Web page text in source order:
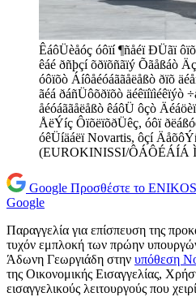
ÊáôÜèåóç óôïí ¶ñåéï ÐÜãï
êáé ðñþçí õðïõñãïý Õãåßáò
óôïõò Áíôåéóáããåëåßò ðïõ
ãéá ðáñÜôõðïõò äéêïíïìéêïýò
åéóáããåëåßò êáôÜ ôçò
ÅëÝíç ÔïõëïõðÜêç, óôï
óêÜíäáëï Novartis, ôçí
(EUROKINISSI/ÔÁÔÉÁÍÁ
Google Προσθέστε το
Google
Παραγγελία για επίσπευση της
τυχόν εμπλοκή των πρώην
Άδωνη Γεωργιάδη στην υπόθεση
της Οικονομικής Εισαγγελίας,
εισαγγελικούς λειτουργούς που